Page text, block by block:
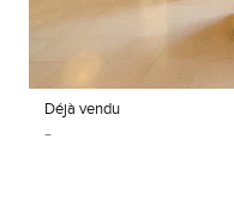
Déjà vendu
-